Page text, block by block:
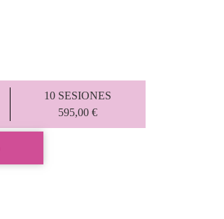
10 SESIONES
595,00 €